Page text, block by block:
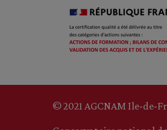
© 2021 AGCNAM Ile-de-